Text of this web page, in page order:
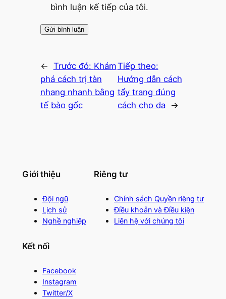
bình luận kế tiếp của tôi.
← Trước đó: Khám
phá cách trị tàn
nhang nhanh bằng
tế bào gốc
Tiếp theo:
Hướng dẫn cách
tẩy trang đúng
cách cho da
→
Giới thiệu
Đội ngũ
Lịch sử
Nghề nghiệp
Riêng tư
Chính sách Quyền riêng tư
Điều khoản và Điều kiện
Liên hệ với chúng tôi
Kết nối
Facebook
Instagram
Twitter/X